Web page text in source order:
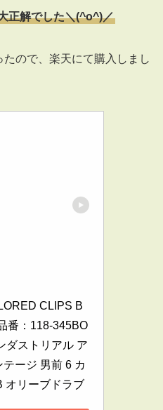
正解でした＼(^o^)／
ので、楽天にて購入しまし
CLIPS B
番：118-345BO
ダストリアル ア
テージ 男前 6 カ
オリーブドラブ